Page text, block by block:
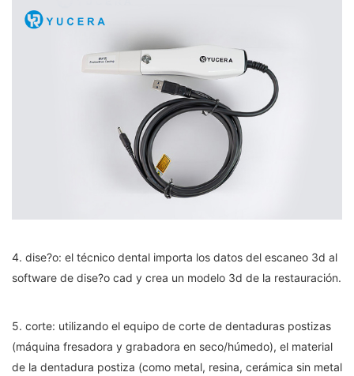
4. dise?o: el técnico dental importa los datos del escaneo 3d al
software de dise?o cad y crea un modelo 3d de la restauración.
5. corte: utilizando el equipo de corte de dentaduras postizas
(máquina fresadora y grabadora en seco/húmedo), el material
de la dentadura postiza (como metal, resina, cerámica sin metal